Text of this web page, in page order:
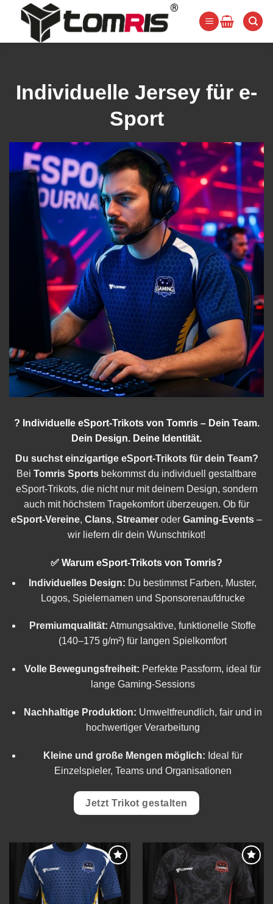
Inhalt
springen
Individuelle Jersey für e-
Sport
? Individuelle eSport-Trikots von Tomris – Dein Team.
Dein Design. Deine Identität.
Du suchst einzigartige eSport-Trikots für dein Team?
Bei Tomris Sports bekommst du individuell gestaltbare
eSport-Trikots, die nicht nur mit deinem Design, sondern
auch mit höchstem Tragekomfort überzeugen. Ob für
eSport-Vereine, Clans, Streamer oder Gaming-Events –
wir liefern dir dein Wunschtrikot!
✅ Warum eSport-Trikots von Tomris?
Individuelles Design: Du bestimmst Farben, Muster,
Logos, Spielernamen und Sponsorenaufdrucke
Premiumqualität: Atmungsaktive, funktionelle Stoffe
(140–175 g/m²) für langen Spielkomfort
Volle Bewegungsfreiheit: Perfekte Passform, ideal für
lange Gaming-Sessions
Nachhaltige Produktion: Umweltfreundlich, fair und in
hochwertiger Verarbeitung
Kleine und große Mengen möglich: Ideal für
Einzelspieler, Teams und Organisationen
Jetzt Trikot gestalten
Add to
wishlist
Add to
wishlist